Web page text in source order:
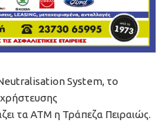
System, το
τα ATM η Τράπεζα Πειραιώς.